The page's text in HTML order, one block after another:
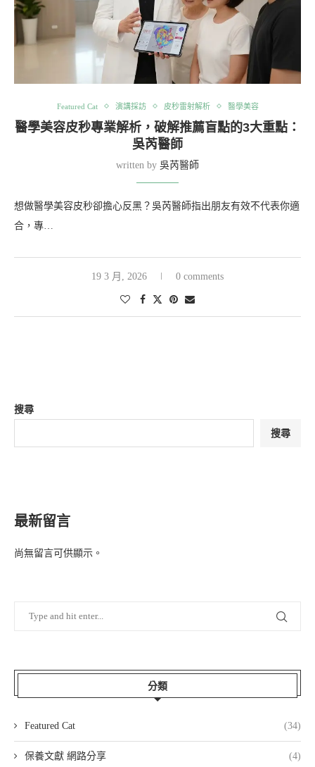
Featured Cat 演講採訪 皮秒雷射解析 醫學美容
醫學美容皮秒專業解析，破解推薦盲點的3大重點：
吳芮醫師
written by 吳芮醫師
想做醫學美容皮秒卻擔心反黑？吳芮醫師指出朋友有效不代表你適
合，專…
19 3 月, 2026 0 comments
搜尋
搜尋
最新留言
尚無留言可供顯示。
分類
Featured Cat (34)
保養文獻 網路分享 (4)